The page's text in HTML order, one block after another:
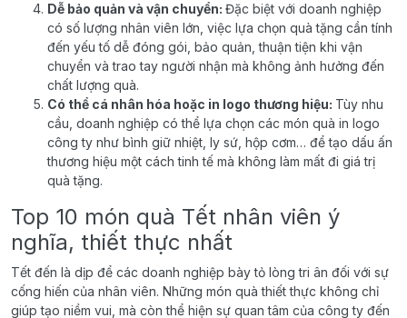
Dễ bảo quản và vận chuyển: Đặc biệt với doanh nghiệp
có số lượng nhân viên lớn, việc lựa chọn quà tặng cần tính
đến yếu tố dễ đóng gói, bảo quản, thuận tiện khi vận
chuyển và trao tay người nhận mà không ảnh hưởng đến
chất lượng quà.
Có thể cá nhân hóa hoặc in logo thương hiệu: Tùy nhu
cầu, doanh nghiệp có thể lựa chọn các món quà in logo
công ty như bình giữ nhiệt, ly sứ, hộp cơm… để tạo dấu ấn
thương hiệu một cách tinh tế mà không làm mất đi giá trị
quà tặng.
Top 10 món quà Tết nhân viên ý
nghĩa, thiết thực nhất
Tết đến là dịp để các doanh nghiệp bày tỏ lòng tri ân đối với sự
cống hiến của nhân viên. Những món quà thiết thực không chỉ
giúp tạo niềm vui, mà còn thể hiện sự quan tâm của công ty đến